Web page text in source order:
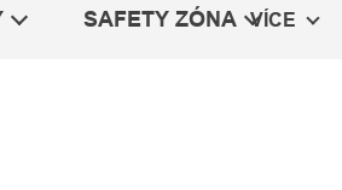
SAFETY ZÓNA VÍCE